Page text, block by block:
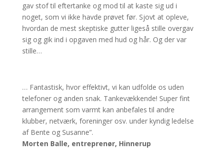
gav stof til eftertanke og mod til at kaste sig ud i
noget, som vi ikke havde prøvet før. Sjovt at opleve,
hvordan de mest skeptiske gutter ligeså stille overgav
sig og gik ind i opgaven med hud og hår. Og der var
stille…
… Fantastisk, hvor effektivt, vi kan udfolde os uden
telefoner og anden snak. Tankevækkende! Super fint
arrangement som varmt kan anbefales til andre
klubber, netværk, foreninger osv. under kyndig ledelse
af Bente og Susanne”.
Morten Balle, entreprenør, Hinnerup